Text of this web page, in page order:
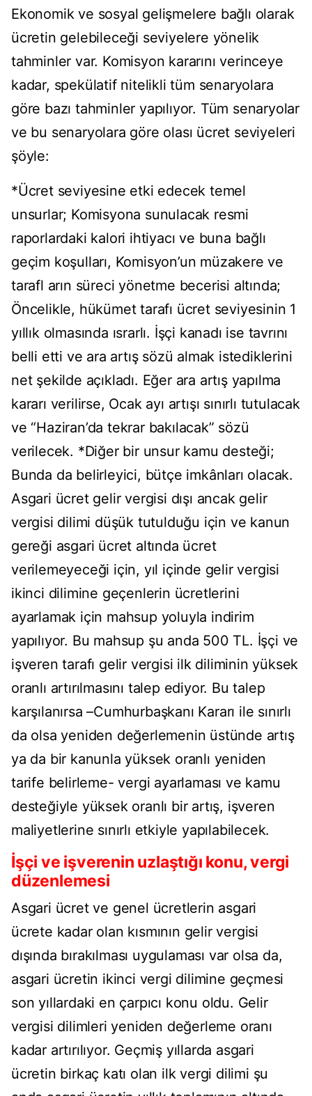
Ekonomik ve sosyal gelişmelere bağlı olarak
ücretin gelebileceği seviyelere yönelik
tahminler var. Komisyon kararını verinceye
kadar, spekülatif nitelikli tüm senaryolara
göre bazı tahminler yapılıyor. Tüm senaryolar
ve bu senaryolara göre olası ücret seviyeleri
şöyle:
*Ücret seviyesine etki edecek temel
unsurlar; Komisyona sunulacak resmi
raporlardaki kalori ihtiyacı ve buna bağlı
geçim koşulları, Komisyon’un müzakere ve
tarafl arın süreci yönetme becerisi altında;
Öncelikle, hükümet tarafı ücret seviyesinin 1
yıllık olmasında ısrarlı. İşçi kanadı ise tavrını
belli etti ve ara artış sözü almak istediklerini
net şekilde açıkladı. Eğer ara artış yapılma
kararı verilirse, Ocak ayı artışı sınırlı tutulacak
ve “Haziran’da tekrar bakılacak” sözü
verilecek. *Diğer bir unsur kamu desteği;
Bunda da belirleyici, bütçe imkânları olacak.
Asgari ücret gelir vergisi dışı ancak gelir
vergisi dilimi düşük tutulduğu için ve kanun
gereği asgari ücret altında ücret
verilemeyeceği için, yıl içinde gelir vergisi
ikinci dilimine geçenlerin ücretlerini
ayarlamak için mahsup yoluyla indirim
yapılıyor. Bu mahsup şu anda 500 TL. İşçi ve
işveren tarafı gelir vergisi ilk diliminin yüksek
oranlı artırılmasını talep ediyor. Bu talep
karşılanırsa –Cumhurbaşkanı Kararı ile sınırlı
da olsa yeniden değerlemenin üstünde artış
ya da bir kanunla yüksek oranlı yeniden
tarife belirleme- vergi ayarlaması ve kamu
desteğiyle yüksek oranlı bir artış, işveren
maliyetlerine sınırlı etkiyle yapılabilecek.
İşçi ve işverenin uzlaştığı konu, vergi
düzenlemesi
Asgari ücret ve genel ücretlerin asgari
ücrete kadar olan kısmının gelir vergisi
dışında bırakılması uygulaması var olsa da,
asgari ücretin ikinci vergi dilimine geçmesi
son yıllardaki en çarpıcı konu oldu. Gelir
vergisi dilimleri yeniden değerleme oranı
kadar artırılıyor. Geçmiş yıllarda asgari
ücretin birkaç katı olan ilk vergi dilimi şu